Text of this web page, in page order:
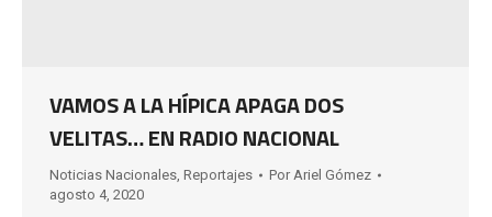
VAMOS A LA HÍPICA APAGA DOS
VELITAS… EN RADIO NACIONAL
Noticias Nacionales, Reportajes Por Ariel Gómez
agosto 4, 2020